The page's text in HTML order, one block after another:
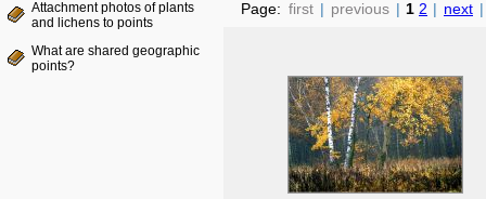
Attachment photos of plants
and lichens to points
What are shared geographic
points?
Page: first | previous | 1 2 | next |